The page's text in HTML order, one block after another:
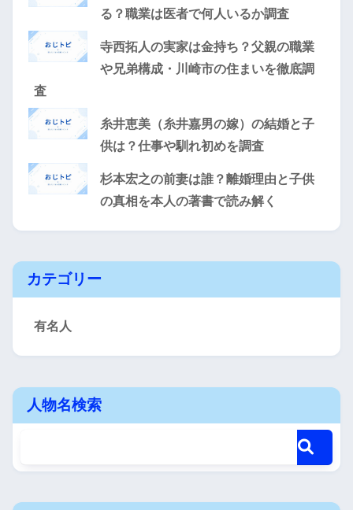
る？職業は医者で何人いるか調査
寺西拓人の実家は金持ち？父親の職業
や兄弟構成・川崎市の住まいを徹底調
査
糸井恵美（糸井嘉男の嫁）の結婚と子
供は？仕事や馴れ初めを調査
杉本宏之の前妻は誰？離婚理由と子供
の真相を本人の著書で読み解く
カテゴリー
有名人
人物名検索